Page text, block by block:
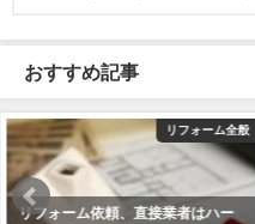
おすすめ記事
リフォーム全般
リフォームや塗装で失敗しないた